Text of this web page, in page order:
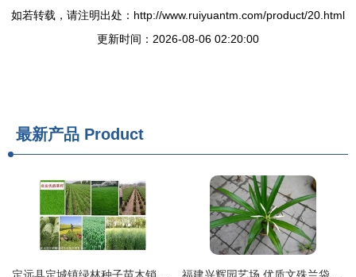
如若转载，请注明出处：http://www.ruiyuantm.com/product/20.html
更新时间：2026-08-06 02:20:00
最新产品 Product